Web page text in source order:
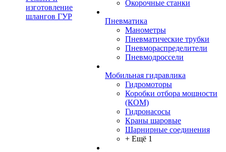
изготовление
шлангов ГУР
Окорочные станки
Пневматика
Манометры
Пневматические трубки
Пневмораспределители
Пневмодроссели
Мобильная гидравлика
Гидромоторы
Коробки отбора мощности
(КОМ)
Гидронасосы
Краны шаровые
Шарнирные соединения
+ Ещё 1